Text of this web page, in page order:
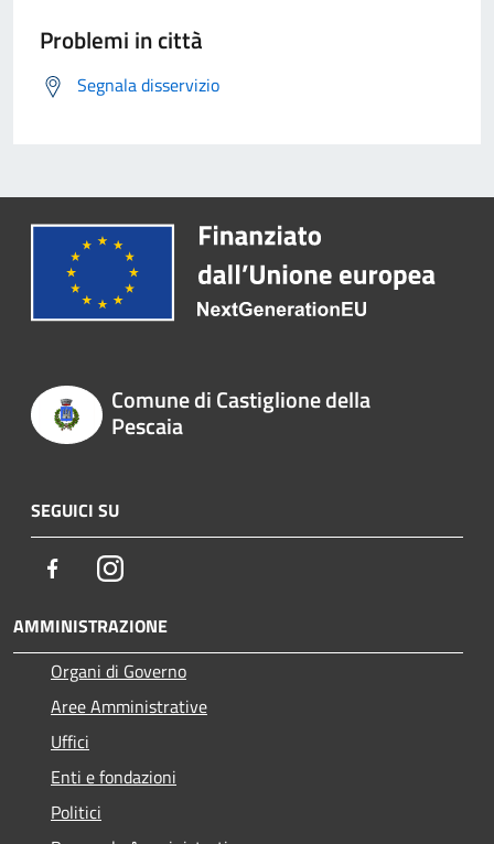
Problemi in città
Segnala disservizio
Comune di Castiglione della
Pescaia
SEGUICI SU
FacebookInstagram
AMMINISTRAZIONE
Organi di Governo
Aree Amministrative
Uffici
Enti e fondazioni
Politici